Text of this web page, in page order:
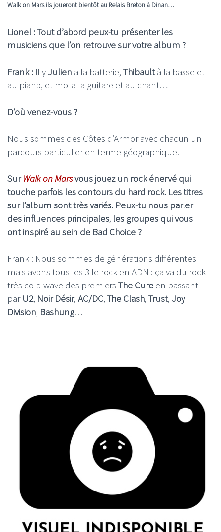
Walk on Mars ils joueront bientôt au Relais Breton à Dinan…
Lionel : Tout d’abord peux-tu présenter les
musiciens que l’on retrouve sur votre album ?
Frank : Il yJulien a la batterie, Thibaultà la basse et
au piano, et moi à la guitare et au chant…
D’où venez-vous ?
Nous sommes des Côtes d’Armor avec chacun un
parcours particulier en terme géographique.
SurWalk on Marsvous jouez un rock énervé qui
touche parfois les contours du hard rock. Les titres
sur l’album sont très variés. Peux-tu nous parler
des influences principales, les groupes qui vous
ont inspiré au sein de Bad Choice ?
Frank : Nous sommes de générations différentes
mais avons tous les 3 le rock en ADN : ça va du rock
très cold wave des premiers The Cure en passant
par U2, Noir Désir, AC/DC, The Clash, Trust, Joy
Division, Bashung…